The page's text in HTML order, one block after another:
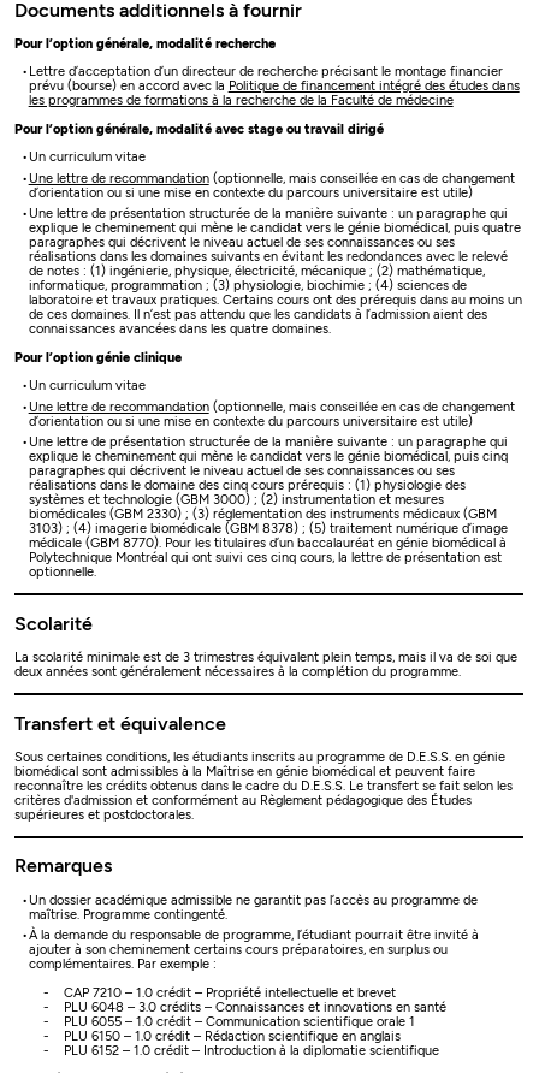
Documents additionnels à fournir
Pour l’option générale, modalité recherche
Lettre d’acceptation d’un directeur de recherche précisant le montage financier
prévu (bourse) en accord avec la Politique de financement intégré des études dans
les programmes de formations à la recherche de la Faculté de médecine
Pour l’option générale, modalité avec stage ou travail dirigé
Un curriculum vitae
Une lettre de recommandation(optionnelle, mais conseillée en cas de changement
d’orientation ou si une mise en contexte du parcours universitaire est utile)
Une lettre de présentation structurée de la manière suivante : un paragraphe qui
explique le cheminement qui mène le candidat vers le génie biomédical, puis quatre
paragraphes qui décrivent le niveau actuel de ses connaissances ou ses
réalisations dans les domaines suivants en évitant les redondances avec le relevé
de notes : (1) ingénierie, physique, électricité, mécanique ; (2) mathématique,
informatique, programmation ; (3) physiologie, biochimie ; (4) sciences de
laboratoire et travaux pratiques. Certains cours ont des prérequis dans au moins un
de ces domaines. Il n’est pas attendu que les candidats à l’admission aient des
connaissances avancées dans les quatre domaines.
Pour l’option génie clinique
Un curriculum vitae
Une lettre de recommandation(optionnelle, mais conseillée en cas de changement
d’orientation ou si une mise en contexte du parcours universitaire est utile)
Une lettre de présentation structurée de la manière suivante : un paragraphe qui
explique le cheminement qui mène le candidat vers le génie biomédical, puis cinq
paragraphes qui décrivent le niveau actuel de ses connaissances ou ses
réalisations dans le domaine des cinq cours prérequis : (1) physiologie des
systèmes et technologie (GBM 3000) ; (2) instrumentation et mesures
biomédicales (GBM 2330) ; (3) réglementation des instruments médicaux (GBM
3103) ; (4) imagerie biomédicale (GBM 8378) ; (5) traitement numérique d’image
médicale (GBM 8770). Pour les titulaires d’un baccalauréat en génie biomédical à
Polytechnique Montréal qui ont suivi ces cinq cours, la lettre de présentation est
optionnelle.
Scolarité
La scolarité minimale est de 3 trimestres équivalent plein temps, mais il va de soi que
deux années sont généralement nécessaires à la complétion du programme.
Transfert et équivalence
Sous certaines conditions, les étudiants inscrits au programme de D.E.S.S. en génie
biomédical sont admissibles à la Maîtrise en génie biomédical et peuvent faire
reconnaître les crédits obtenus dans le cadre du D.E.S.S. Le transfert se fait selon les
critères d'admission et conformément au Règlement pédagogique des Études
supérieures et postdoctorales.
Remarques
Un dossier académique admissible ne garantit pas l’accès au programme de
maîtrise. Programme contingenté.
À la demande du responsable de programme, l’étudiant pourrait être invité à
ajouter à son cheminement certains cours préparatoires, en surplus ou
complémentaires. Par exemple :
- CAP 7210 – 1.0 crédit – Propriété intellectuelle et brevet
- PLU 6048 – 3.0 crédits – Connaissances et innovations en santé
- PLU 6055 – 1.0 crédit – Communication scientifique orale 1
- PLU 6150 – 1.0 crédit – Rédaction scientifique en anglais
- PLU 6152 – 1.0 crédit – Introduction à la diplomatie scientifique